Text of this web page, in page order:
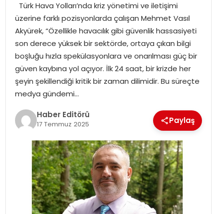
MAGAZIN
SPOR
YAŞAM
Türk Hava Yolları’nda kriz yönetimi ve iletişimi
üzerine farklı pozisyonlarda çalışan Mehmet Vasıl
Akyürek, “Özellikle havacılık gibi güvenlik hassasiyeti
son derece yüksek bir sektörde, ortaya çıkan bilgi
boşluğu hızla spekülasyonlara ve onarılması güç bir
güven kaybına yol açıyor. İlk 24 saat, bir krizde her
şeyin şekillendiği kritik bir zaman dilimidir. Bu süreçte
medya gündemi…
Haber Editörü
17 Temmuz 2025 Paylaş